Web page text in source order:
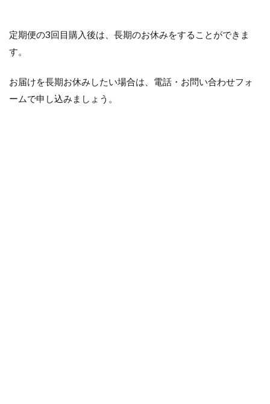
定期便の3回目購入後は、長期のお休みをすることができま
す。
お届けを長期お休みしたい場合は、電話・お問い合わせフォ
ームで申し込みましょう。